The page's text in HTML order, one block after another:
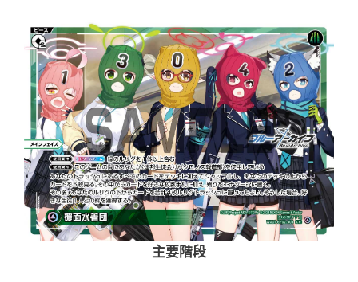
主要階段